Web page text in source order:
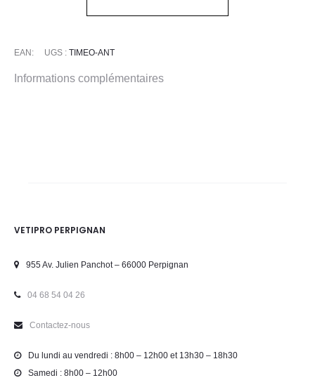
EAN: UGS : TIMEO-ANT
Informations complémentaires
VETIPRO PERPIGNAN
955 Av. Julien Panchot – 66000 Perpignan
04 68 54 04 26
Contactez-nous
Du lundi au vendredi : 8h00 – 12h00 et 13h30 – 18h30
Samedi : 8h00 – 12h00